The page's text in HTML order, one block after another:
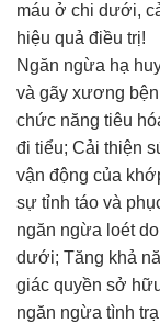
máu ở chi dưới,
hiệu quả điều trị!
Ngăn ngừa hạ
và gãy xương
chức năng tiêu
đi tiểu; Cải thiện
vận động của
sự tỉnh táo và
ngăn ngừa loét
dưới; Tăng khả
giác quyền sở
ngăn ngừa tình